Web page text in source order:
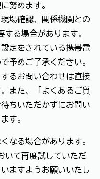
努めます。
場確認、関係機関との
る場合があります。
定をされている携帯電
予めご了承ください。
るお問い合わせは直接
また、「よくあるご質
ちいただかずにお問い
す。
なる場合があります。
いて再度試していただ
ますようお願いいたし